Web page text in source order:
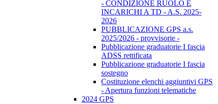
- CONDIZIONE RUOLO E
INCARICHI A TD - A.S. 2025-
2026
PUBBLICAZIONE GPS a.s.
2025/2026 - provvisorie -
Pubblicazione graduatorie I fascia
ADSS rettificata
Pubblicazione graduatorie I fascia
sostegno
Costituzione elenchi aggiuntivi GPS
- Apertura funzioni telematiche
2024 GPS